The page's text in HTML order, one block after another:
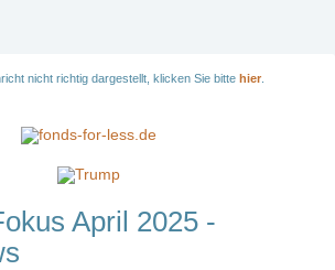
nicht richtig dargestellt, klicken Sie bitte hier.
April 2025 -